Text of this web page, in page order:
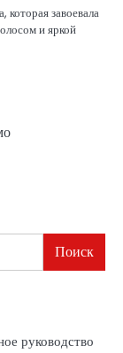
завоевала
и яркой
Поиск
руководство